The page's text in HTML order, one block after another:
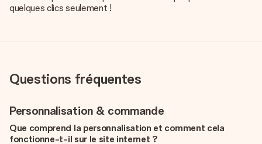
quelques clics seulement !
Questions fréquentes
Personnalisation & commande
Que comprend la personnalisation et comment cela
fonctionne-t-il sur le site internet ?